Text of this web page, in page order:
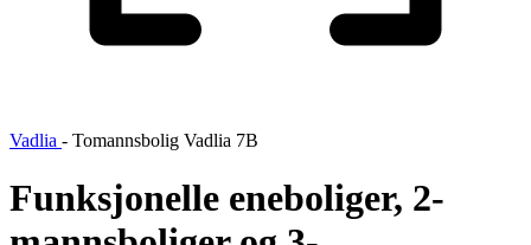
Vadlia - Tomannsbolig Vadlia 7B
Funksjonelle eneboliger, 2-